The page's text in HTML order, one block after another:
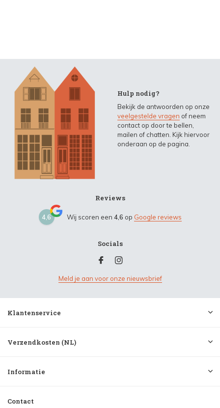
Hulp nodig?
Bekijk de antwoorden op onze
veelgestelde vragen of neem
contact op door te bellen,
mailen of chatten. Kijk hiervoor
onderaan op de pagina.
Reviews
4,6 Wij scoren een 4,6 op Google reviews
Socials
Meld je aan voor onze nieuwsbrief
Klantenservice
Verzendkosten (NL)
Informatie
Contact